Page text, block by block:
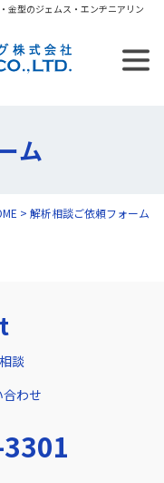
金型のジェムス・エンヂニアリン
ム
> 解析相談ご依頼フォーム
談
合わせ